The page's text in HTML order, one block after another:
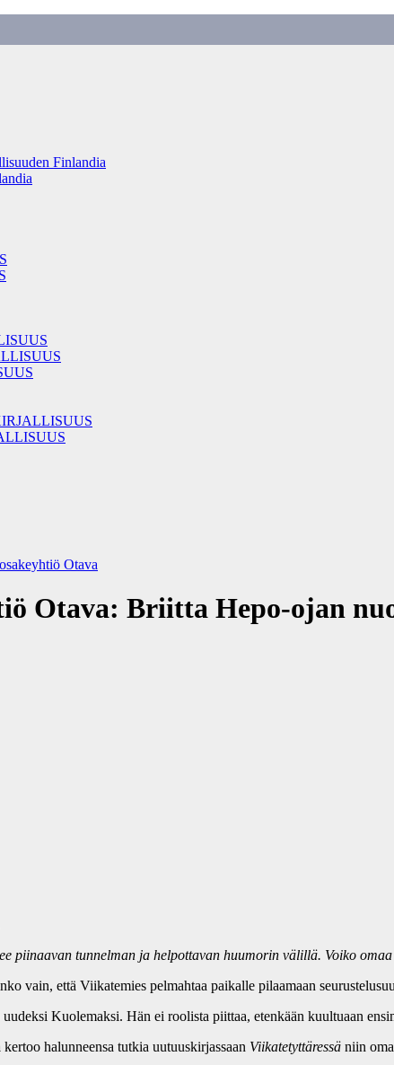
Finlandia
Otava
Otava: Briitta Hepo-ojan
piinaavan tunnelman ja helpottavan huumorin välillä. Voiko
vain, että Viikatemies pelmahtaa paikalle pilaamaan
Kuolemaksi. Hän ei roolista piittaa, etenkään kuultuaan
kertoo halunneensa tutkia uutuuskirjassaan Viikatetyttäressä niin